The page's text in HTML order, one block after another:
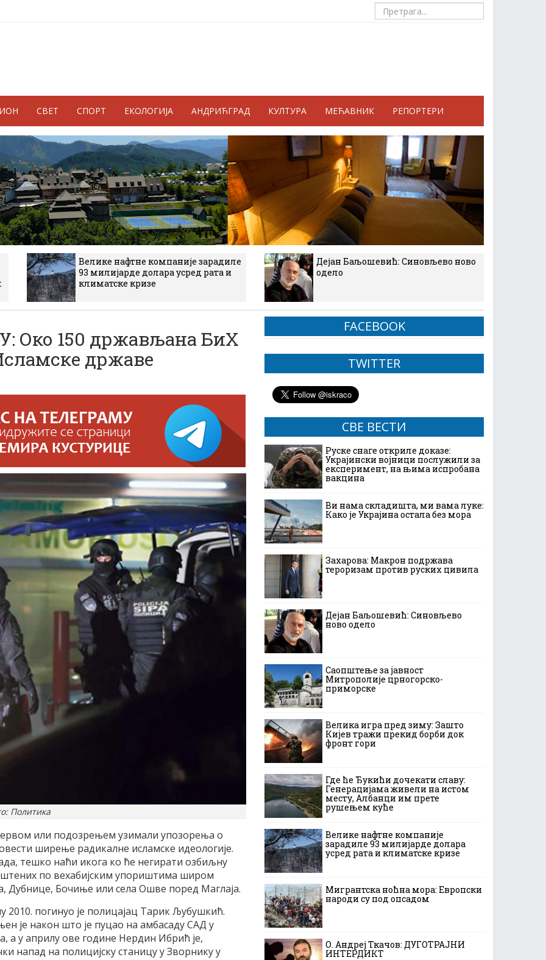
СВЕТ СПОРТ ЕКОЛОГИЈА АНДРИЋГРАД КУЛТУРА МЕЋАВНИК РЕПОРТЕРИ
Велике нафтне компаније зарадиле
93 милијарде долара усред рата и
климатске кризе
Дејан Баљошевић: Синовљево ново
одело
Око 150 држављана БиХ
државе
Политика
или подозрењем узимали упозорења о
ширење радикалне исламске идеологије.
тешко наћи икога ко ће негирати озбиљну
по вехабијским упориштима широм
Дубнице, Бочиње или села Ошве поред Маглаја.
2010. погинуо је полицајац Тарик Љубушкић.
је након што је пуцао на амбасаду САД у
а у априлу ове године Нердин Ибрић је,
напад на полицијску станицу у Зворнику у
FACEBOOK
TWITTER
СВЕ ВЕСТИ
Руске снаге откриле доказе:
Украјински војници послужили за
експеримент, на њима испробана
вакцина
Ви нама складишта, ми вама луке:
Како је Украјина остала без мора
Захарова: Макрон подржава
тероризам против руских цивила
Дејан Баљошевић: Синовљево
ново одело
Саопштење за јавност
Митрополије црногорско-
приморске
Велика игра пред зиму: Зашто
Кијев тражи прекид борби док
фронт гори
Где ће Ђукићи дочекати славу:
Генерацијама живели на истом
месту, Албанци им прете
рушењем куће
Велике нафтне компаније
зарадиле 93 милијарде долара
усред рата и климатске кризе
Мигрантска ноћна мора: Европски
народи су под опсадом
О. Андреј Ткачов: ДУГОТРАЈНИ
ИНТЕРДИКТ